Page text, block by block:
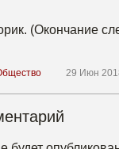
(Окончание
29 Июн